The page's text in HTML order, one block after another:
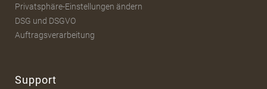
Privatsphäre-Einstellungen ändern
DSG und DSGVO
Auftragsverarbeitung
Support